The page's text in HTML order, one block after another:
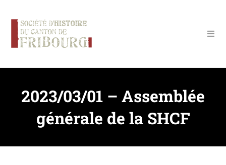
2023/03/01 – Assemblée
générale de la SHCF